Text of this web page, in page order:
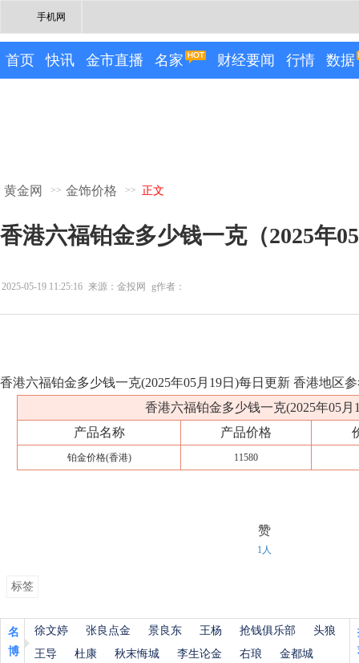
手机网
首页 快讯 金市直播 名家 财经要闻 行情 数据
黄金网 >> 金饰价格 >> 正文
香港六福铂金多少钱一克（2025年
2025-05-19 11:25:16 来源：金投网 g作者：
香港六福铂金多少钱一克(2025年05月19日)每日更新 香港地区
香港六福铂金多少钱一克(2025年05月
产品名称
产品价格
铂金价格(香港) 11580
赞
1人
标签
名
博
徐文婷 张良点金 景良东 王杨 抢钱俱乐部
头狼
王导
杜康 秋末悔城 李生论金 右琅 金都城